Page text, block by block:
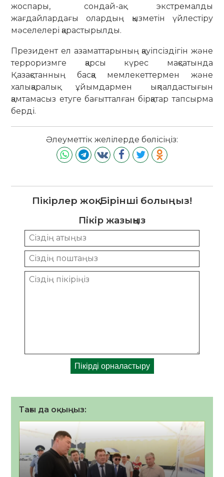
жоспары, сондай-ақ экстремалды
жағдайлардағы олардың қызметін үйлестіру
мәселелері қарастырылды.
Президент ел азаматтарының қауіпсіздігін және
терроризмге қарсы күрес мақсатында
Қазақстанның басқа мемлекеттермен және
халықаралық ұйымдармен ықпалдастығын
қамтамасыз етуге бағытталған бірқатар тапсырма
берді.
Әлеуметтік желілерде бөлісіңіз:
Пікірлер жоқ. Бірінші болыңыз!
Пікір жазыңыз
Тағы да оқыңыз: